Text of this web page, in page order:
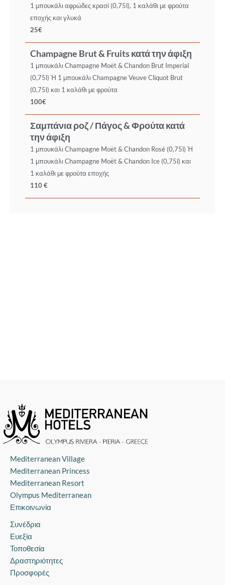
1 μπουκάλι αφρώδες κρασί (0,75l), 1 καλάθι με φρούτα
εποχής και γλυκά
25€
Champagne Brut & Fruits κατά την άφιξη
1 μπουκάλι Champagne Moët & Chandon Brut Imperial
(0,75l) Ή 1 μπουκάλι Champagne Veuve Cliquot Brut
(0,75l) και 1 καλάθι με φρούτα
100€
Σαμπάνια ροζ / Πάγος & Φρούτα κατά
την άφιξη
1 μπουκάλι Champagne Moët & Chandon Rosé (0,75l) Ή
1 μπουκάλι Champagne Moët & Chandon Ice (0,75l) και
1 καλάθι με φρούτα εποχής
110 €
Mediterranean Village
Mediterranean Princess
Mediterranean Resort
Olympus Mediterranean
Επικοινωνία
Συνέδρια
Ευεξία
Τοποθεσία
Δραστηριότητες
Προσφορές